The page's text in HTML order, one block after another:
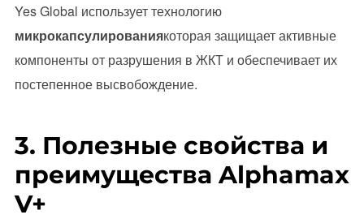
Yes Global использует технологию
микрокапсулированиякоторая защищает активные
компоненты от разрушения в ЖКТ и обеспечивает их
постепенное высвобождение.
3. Полезные свойства и
преимущества Alphamax
V+